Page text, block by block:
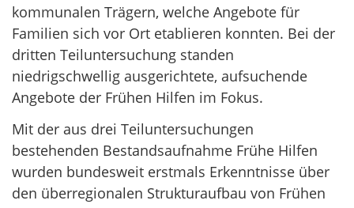
kommunalen Trägern, welche Angebote für
Familien sich vor Ort etablieren konnten. Bei der
dritten Teiluntersuchung standen
niedrigschwellig ausgerichtete, aufsuchende
Angebote der Frühen Hilfen im Fokus.
Mit der aus drei Teiluntersuchungen
bestehenden Bestandsaufnahme Frühe Hilfen
wurden bundesweit erstmals Erkenntnisse über
den überregionalen Strukturaufbau von Frühen